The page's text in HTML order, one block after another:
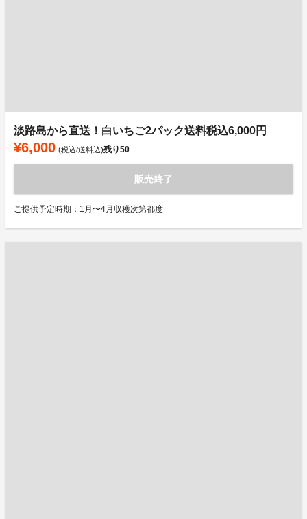
淡路島から直送！白いちご2パック送料税込6,000円
¥6,000 (税込/送料込)残り50
販売終了
ご提供予定時期：1月〜4月収穫次第都度